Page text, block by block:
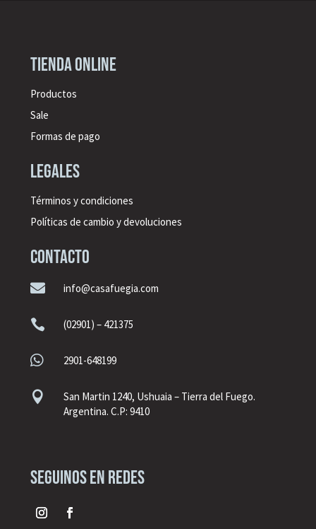
Tienda online
Productos
Sale
Formas de pago
legales
Términos y condiciones
Políticas de cambio y devoluciones
CONTACTO
 info@casafuegia.com
 (02901) – 421375
 2901-648199

San Martin 1240, Ushuaia – Tierra del Fuego.
Argentina. C.P: 9410
seguinos en redes